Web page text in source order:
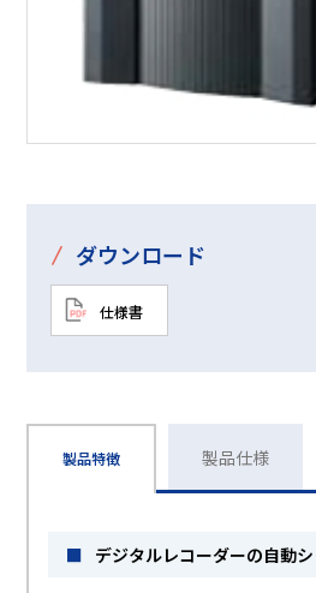
/ ダウンロード
仕様書
製品特徴 製品仕様
■ デジタルレコーダーの自動